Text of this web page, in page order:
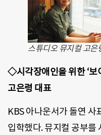
스튜디오 뮤지컬 고은
◇시각장애인을 위한 ‘보
고은령 대표
KBS 아나운서가 돌연 사
입학했다. 뮤지컬 공부를